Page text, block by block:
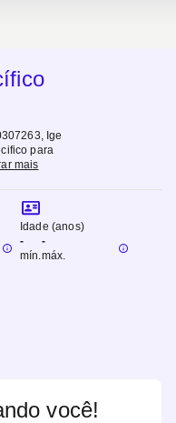
Ige
para
mais
Idade (anos)
-
mín.
-
máx.
você!